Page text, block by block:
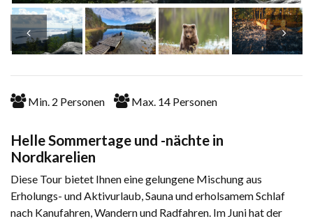
Min. 2 Personen Max. 14 Personen
Helle Sommertage und -nächte in
Nordkarelien
Diese Tour bietet Ihnen eine gelungene Mischung aus
Erholungs- und Aktivurlaub, Sauna und erholsamem Schlaf
nach Kanufahren, Wandern und Radfahren. Im Juni hat der